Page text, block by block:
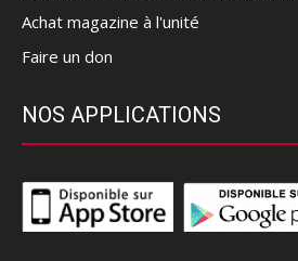
Achat magazine à l'unité
Faire un don
NOS APPLICATIONS